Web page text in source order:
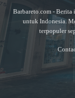
Barbareto.com -
untuk Indonesia.
terpopuler